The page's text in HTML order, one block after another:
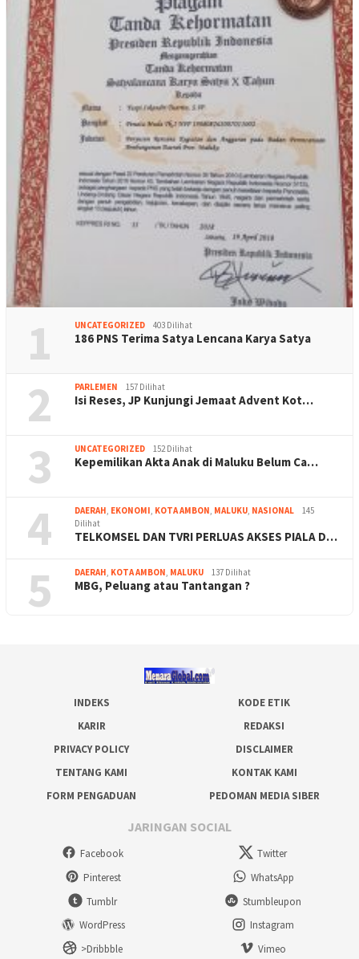
1 UNCATEGORIZED 403 Dilihat
186 PNS Terima Satya Lencana Karya Satya
2 PARLEMEN 157 Dilihat
Isi Reses, JP Kunjungi Jemaat Advent Kot…
3 UNCATEGORIZED 152 Dilihat
Kepemilikan Akta Anak di Maluku Belum Ca…
4 DAERAH, EKONOMI, KOTA AMBON, MALUKU, NASIONAL
145
Dilihat
TELKOMSEL DAN TVRI PERLUAS AKSES PIALA D…
5 DAERAH, KOTA AMBON, MALUKU 137 Dilihat
MBG, Peluang atau Tantangan ?
INDEKS
KODE ETIK
KARIR
REDAKSI
PRIVACY POLICY
DISCLAIMER
TENTANG KAMI
KONTAK KAMI
FORM PENGADUAN
PEDOMAN MEDIA SIBER
JARINGAN SOCIAL
Facebook
Twitter
Pinterest
WhatsApp
Tumblr
Stumbleupon
WordPress
Instagram
>Dribbble
Vimeo